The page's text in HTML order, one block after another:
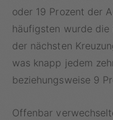
oder 19 Prozent der
häufigsten wurde
der nächsten
was knapp jedem
beziehungsweise 9
Offenbar